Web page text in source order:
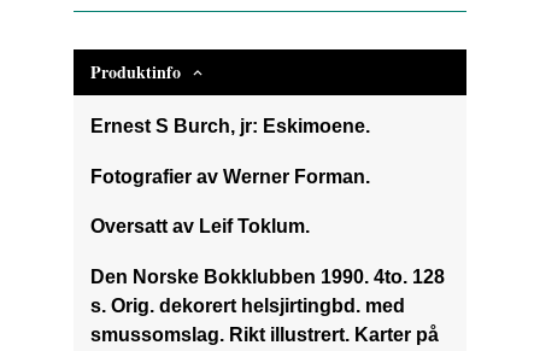
Produktinfo
Ernest S Burch, jr: Eskimoene.
Fotografier av Werner Forman.
Oversatt av Leif Toklum.
Den Norske Bokklubben 1990. 4to. 128
s. Orig. dekorert helsjirtingbd. med
smussomslag. Rikt illustrert. Karter på